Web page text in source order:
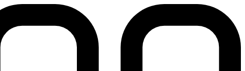
محتوا